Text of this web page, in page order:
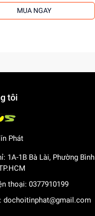
MUA NGAY
tôi
Phát
1A-1B Bà Lài, Phường Bình
thoại: 0377910199
dochoitinphat@gmail.com